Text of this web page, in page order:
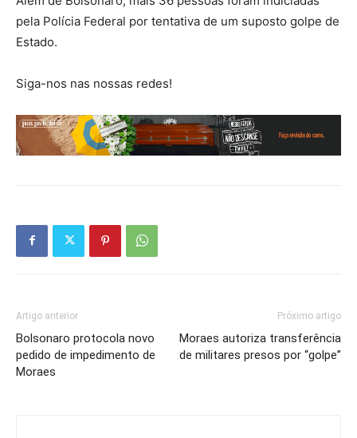
pela Polícia Federal por tentativa de um suposto golpe de
Estado.
Siga-nos nas nossas redes!
Artigo anterior
Bolsonaro protocola novo
pedido de impedimento de
Moraes
Próximo artigo
Moraes autoriza transferência
de militares presos por “golpe”